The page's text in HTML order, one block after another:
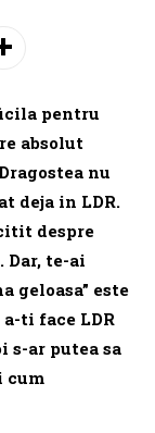
pentru
absolut
Dragostea nu
deja in LDR.
despre
Dar, te-ai
geloasa” este
ti face LDR
ar putea sa
cum